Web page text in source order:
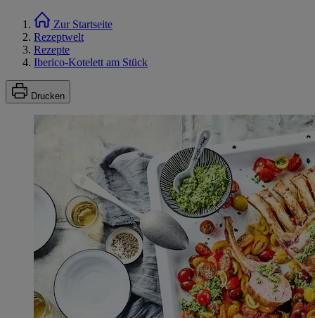
Zur Startseite
Rezeptwelt
Rezepte
Iberico-Kotelett am Stück
Drucken